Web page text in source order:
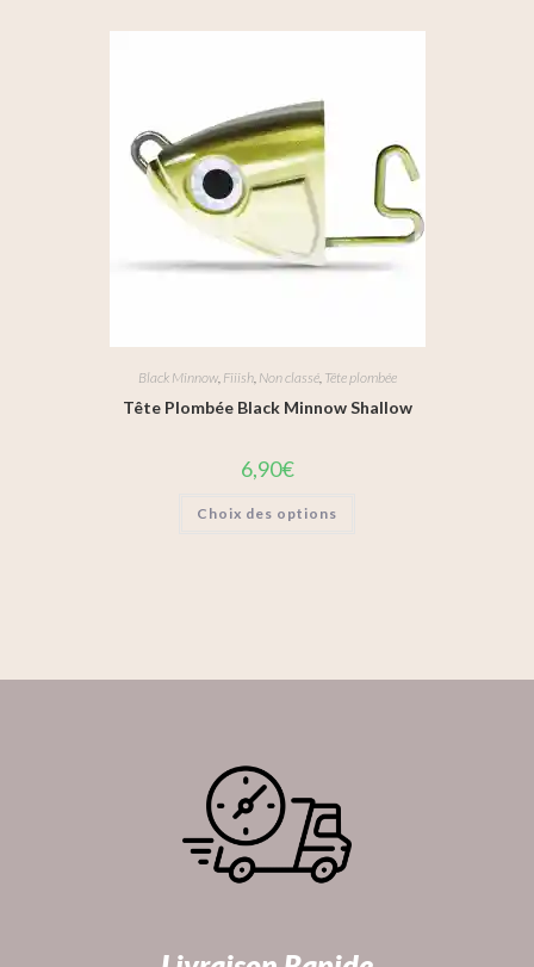
Black Minnow, Fiiish, Non classé, Tête plombée
Tête Plombée Black Minnow Shallow
6,90€
Choix des options